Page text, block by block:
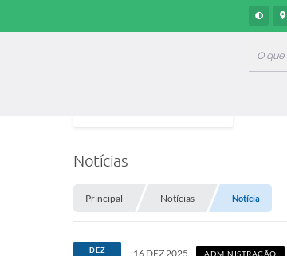
Notícias
Principal Notícias Notícia
DEZ 16 DEZ 2025 ADMINISTRAÇÃO